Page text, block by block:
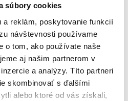
súbory cookies
a reklám, poskytovanie funkcií
návštevnosti používame
o tom, ako používate naše
aj našim partnerom v
a analýzy. Títo partneri
skombinovať s ďalšími
alebo ktoré od vás získali,